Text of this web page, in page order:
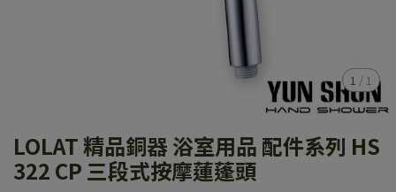
1 / 1
LOLAT 精品銅器 浴室用品 配件系列 HS
322 CP 三段式按摩蓮蓬頭